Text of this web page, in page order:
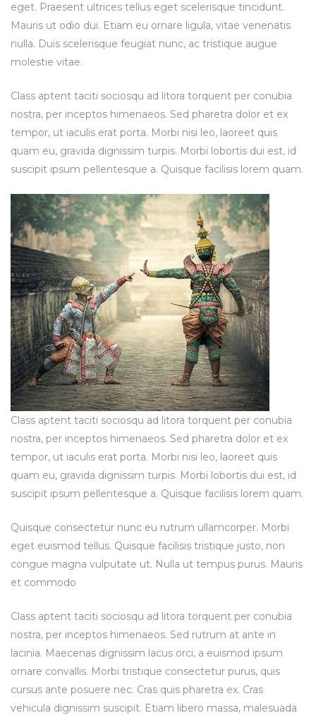
eget. Praesent ultrices tellus eget scelerisque tincidunt.
Mauris ut odio dui. Etiam eu ornare ligula, vitae venenatis
nulla. Duis scelerisque feugiat nunc, ac tristique augue
molestie vitae.
Class aptent taciti sociosqu ad litora torquent per conubia
nostra, per inceptos himenaeos. Sed pharetra dolor et ex
tempor, ut iaculis erat porta. Morbi nisi leo, laoreet quis
quam eu, gravida dignissim turpis. Morbi lobortis dui est, id
suscipit ipsum pellentesque a. Quisque facilisis lorem quam.
Class aptent taciti sociosqu ad litora torquent per conubia
nostra, per inceptos himenaeos. Sed pharetra dolor et ex
tempor, ut iaculis erat porta. Morbi nisi leo, laoreet quis
quam eu, gravida dignissim turpis. Morbi lobortis dui est, id
suscipit ipsum pellentesque a. Quisque facilisis lorem quam.
Quisque consectetur nunc eu rutrum ullamcorper. Morbi
eget euismod tellus. Quisque facilisis tristique justo, non
congue magna vulputate ut. Nulla ut tempus purus. Mauris
et commodo
Class aptent taciti sociosqu ad litora torquent per conubia
nostra, per inceptos himenaeos. Sed rutrum at ante in
lacinia. Maecenas dignissim lacus orci, a euismod ipsum
ornare convallis. Morbi tristique consectetur purus, quis
cursus ante posuere nec. Cras quis pharetra ex. Cras
vehicula dignissim suscipit. Etiam libero massa, malesuada